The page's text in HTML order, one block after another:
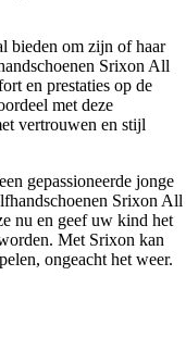
bieden om zijn of haar
Srixon All
en prestaties op de
met deze
vertrouwen en stijl
gepassioneerde jonge
Srixon All
nu en geef uw kind het
Met Srixon kan
ongeacht het weer.